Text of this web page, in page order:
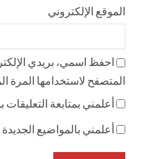
الموقع الإلكتروني
احفظ اسمي، بريدي
المتصفح لاستخدامها المرة
أعلمني بمتابعة التعليقات
أعلمني بالمواضيع